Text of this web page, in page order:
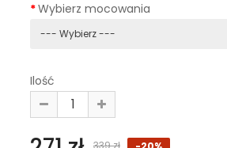
Wybierz mocowania
Ilość
339 zł